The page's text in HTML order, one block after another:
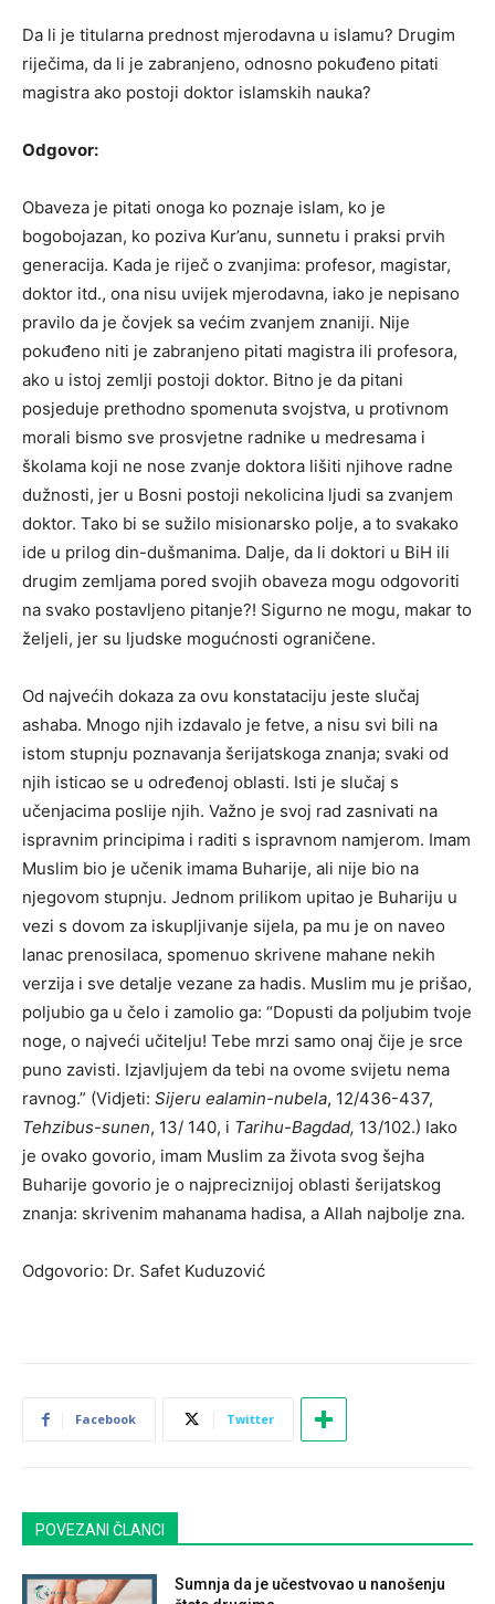
Da li je titularna prednost mjerodavna u islamu? Drugim
riječima, da li je zabranjeno, odnosno pokuđeno pitati
magistra ako postoji doktor islamskih nauka?
Odgovor:
Obaveza je pitati onoga ko poznaje islam, ko je
bogobojazan, ko poziva Kur’anu, sunnetu i praksi prvih
generacija. Kada je riječ o zvanjima: profesor, magistar,
doktor itd., ona nisu uvijek mjerodavna, iako je nepisano
pravilo da je čovjek sa većim zvanjem znaniji. Nije
pokuđeno niti je zabranjeno pitati magistra ili profesora,
ako u istoj zemlji postoji doktor. Bitno je da pitani
posjeduje prethodno spomenuta svojstva, u protivnom
morali bismo sve prosvjetne radnike u medresama i
školama koji ne nose zvanje doktora lišiti njihove radne
dužnosti, jer u Bosni postoji nekolicina ljudi sa zvanjem
doktor. Tako bi se sužilo misionarsko polje, a to svakako
ide u prilog din-dušmanima. Dalje, da li doktori u BiH ili
drugim zemljama pored svojih obaveza mogu odgovoriti
na svako postavljeno pitanje?! Sigurno ne mogu, makar to
željeli, jer su ljudske mogućnosti ograničene.
Od najvećih dokaza za ovu konstataciju jeste slučaj
ashaba. Mnogo njih izdavalo je fetve, a nisu svi bili na
istom stupnju poznavanja šerijatskoga znanja; svaki od
njih isticao se u određenoj oblasti. Isti je slučaj s
učenjacima poslije njih. Važno je svoj rad zasnivati na
ispravnim principima i raditi s ispravnom namjerom. Imam
Muslim bio je učenik imama Buharije, ali nije bio na
njegovom stupnju. Jednom prilikom upitao je Buhariju u
vezi s dovom za iskupljivanje sijela, pa mu je on naveo
lanac prenosilaca, spomenuo skrivene mahane nekih
verzija i sve detalje vezane za hadis. Muslim mu je prišao,
poljubio ga u čelo i zamolio ga: “Dopusti da poljubim tvoje
noge, o najveći učitelju! Tebe mrzi samo onaj čije je srce
puno zavisti. Izjavljujem da tebi na ovome svijetu nema
ravnog.” (Vidjeti: Sijeru ealamin-nubela, 12/436-437,
Tehzibus-sunen, 13/ 140, i Tarihu-Bagdad, 13/102.) Iako
je ovako govorio, imam Muslim za života svog šejha
Buharije govorio je o najpreciznijoj oblasti šerijatskog
znanja: skrivenim mahanama hadisa, a Allah najbolje zna.
Odgovorio: Dr. Safet Kuduzović
Facebook Twitter
POVEZANI ČLANCI
Sumnja da je učestvovao u nanošenju